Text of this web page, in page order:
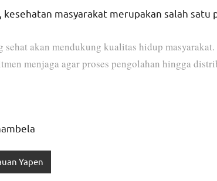
kesehatan masyarakat merupakan salah
sehat akan mendukung kualitas hidup
menjaga agar proses pengolahan hingga
Yapen